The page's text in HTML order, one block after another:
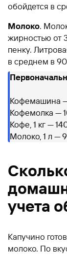
обойдется в
Молоко.
жирностью от
пенку.
в среднем в
Кофемашина
Кофемолка —
Кофе, 1 кг —
Молоко, 1 л —
учета
Капучино
молоко. По